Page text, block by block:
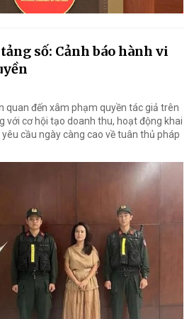
số: Cảnh báo hành vi
quan đến xâm phạm quyền tác giả trên
với cơ hội tạo doanh thu, hoạt động khai
cầu ngày càng cao về tuân thủ pháp